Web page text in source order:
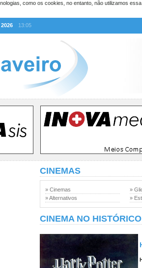
como os cookies, no entanto, não utilizamos
13:05
CINEMAS
» Cinemas
» Alternativos
»
»
CINEMA NO HISTÓRICO